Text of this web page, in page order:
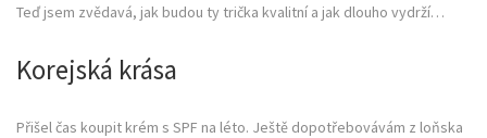
Teď jsem zvědavá, jak budou ty trička kvalitní a jak dlouho vydrží…
Korejská krása
Přišel čas koupit krém s SPF na léto. Ještě dopotřebovávám z loňska